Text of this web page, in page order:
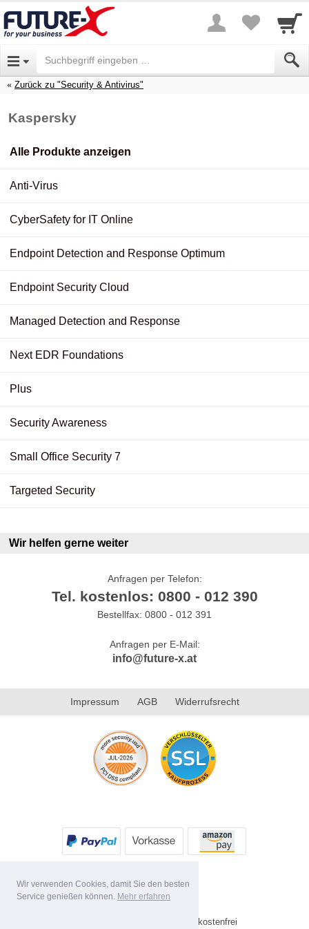
Wir verwenden Cookies, damit Sie den besten
Service genießen können. Mehr erfahren
Zurück zu "Security & Antivirus"
Kaspersky
Alle Produkte anzeigen
Anti-Virus
CyberSafety for IT Online
Endpoint Detection and Response Optimum
Endpoint Security Cloud
Managed Detection and Response
Next EDR Foundations
Plus
Security Awareness
Small Office Security 7
Targeted Security
Wir helfen gerne weiter
Anfragen per Telefon:
Tel. kostenlos: 0800 - 012 390
Bestellfax: 0800 - 012 391
Anfragen per E-Mail:
info@future-x.at
Impressum AGB Widerrufsrecht
Alle Preise inkl. MwSt. Versandkostenfrei